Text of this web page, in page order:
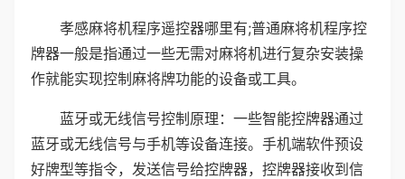
孝感麻将机程序遥控器哪里有;普通麻将机程序控
牌器一般是指通过一些无需对麻将机进行复杂安装操
作就能实现控制麻将牌功能的设备或工具。
蓝牙或无线信号控制原理：一些智能控牌器通过
蓝牙或无线信号与手机等设备连接。手机端软件预设
好牌型等指令，发送信号给控牌器，控牌器接收到信